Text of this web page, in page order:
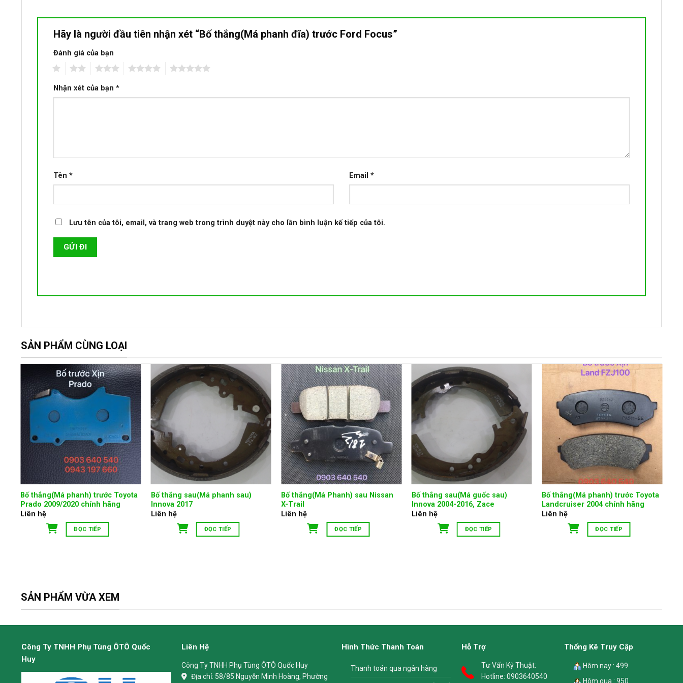
Hãy là người đầu tiên nhận xét “Bố thắng(Má phanh đĩa) trước Ford Focus”
Đánh giá của bạn
Nhận xét của bạn *
Tên * Email *
Lưu tên của tôi, email, và trang web trong trình duyệt này cho lần bình luận kế tiếp của tôi.
SẢN PHẨM CÙNG LOẠI
Bố thắng(Má phanh) trước Toyota
Prado 2009/2020 chính hãng
Liên hệ
ĐỌC TIẾP
Bố thắng sau(Má phanh sau)
Innova 2017
Liên hệ
ĐỌC TIẾP
Bố thắng(Má Phanh) sau Nissan
X-Trail
Liên hệ
ĐỌC TIẾP
Bố thắng sau(Má guốc sau)
Innova 2004-2016, Zace
Liên hệ
ĐỌC TIẾP
Bố thắng(Má phanh) trước Toyota
Landcruiser 2004 chính hãng
Liên hệ
ĐỌC TIẾP
SẢN PHẨM VỪA XEM
Công Ty TNHH Phụ Tùng ÔTÔ Quốc
Huy
Liên Hệ
Công Ty TNHH Phụ Tùng ÔTÔ Quốc Huy
Địa chỉ: 58/85 Nguyễn Minh Hoàng, Phường
Hình Thức Thanh Toán
Thanh toán qua ngân hàng
Hỗ Trợ
Tư Vấn Kỹ Thuật:
Hotline:0903640540
Thống Kê Truy Cập
Hôm nay : 499
Hôm qua : 950